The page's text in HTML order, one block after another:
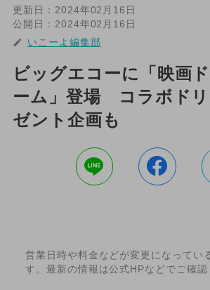
更新日： 2024年02月16日
公開日： 2024年02月16日
いこーよ編集部
ビッグエコーに「映画
ーム」登場 コラボドリ
ゼント企画も
営業日時や料金などが変更になってい
す。最新の情報は公式HPなどでご確認